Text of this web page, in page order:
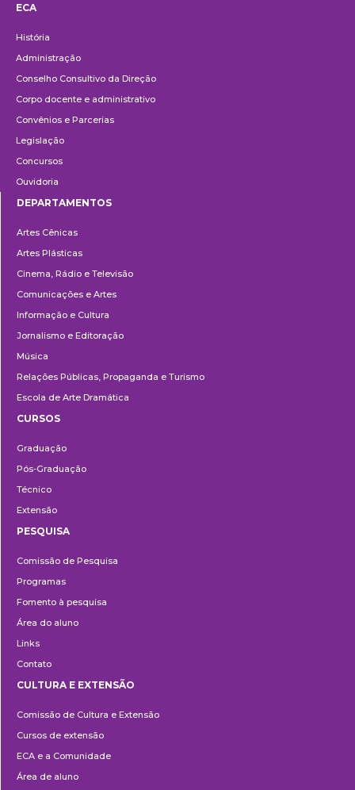
ECA
História
Administração
Conselho Consultivo da Direção
Corpo docente e administrativo
Convênios e Parcerias
Legislação
Concursos
Ouvidoria
DEPARTAMENTOS
Artes Cênicas
Artes Plásticas
Cinema, Rádio e Televisão
Comunicações e Artes
Informação e Cultura
Jornalismo e Editoração
Música
Relações Públicas, Propaganda e Turismo
Escola de Arte Dramática
CURSOS
Graduação
Pós-Graduação
Técnico
Extensão
PESQUISA
Comissão de Pesquisa
Programas
Fomento à pesquisa
Área do aluno
Links
Contato
e
Extensão
CULTURA E EXTENSÃO
Comissão de Cultura e Extensão
Cursos de extensão
ECA e a Comunidade
Área de aluno